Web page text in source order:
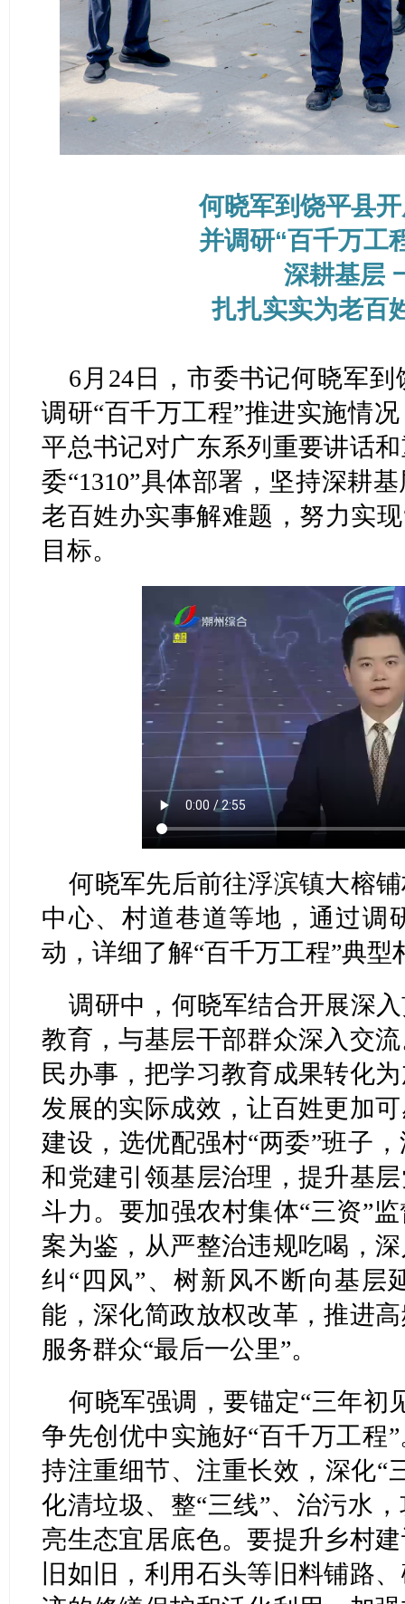
何晓军到饶平县
并调研“百千万工
深耕基层
扎扎实实为老百
6月24日，市委书记何晓军
调研“百千万工程”推进实施情
平总书记对广东系列重要讲话
委“1310”具体部署，坚持深耕
老百姓办实事解难题，努力实
目标。
何晓军先后前往浮滨镇大榕
中心、村道巷道等地，通过调
动，详细了解“百千万工程”典型
调研中，何晓军结合开展深
教育，与基层干部群众深入交
民办事，把学习教育成果转化
发展的实际成效，让百姓更加
建设，选优配强村“两委”班子
和党建引领基层治理，提升基
斗力。要加强农村集体“三资”
案为鉴，从严整治违规吃喝，
纠“四风”、树新风不断向基层
能，深化简政放权改革，推进
服务群众“最后一公里”。
何晓军强调，要锚定“三年初
争先创优中实施好“百千万工程
持注重细节、注重长效，深化“
化清垃圾、整“三线”、治污水
亮生态宜居底色。要提升乡村
旧如旧，利用石头等旧料铺路